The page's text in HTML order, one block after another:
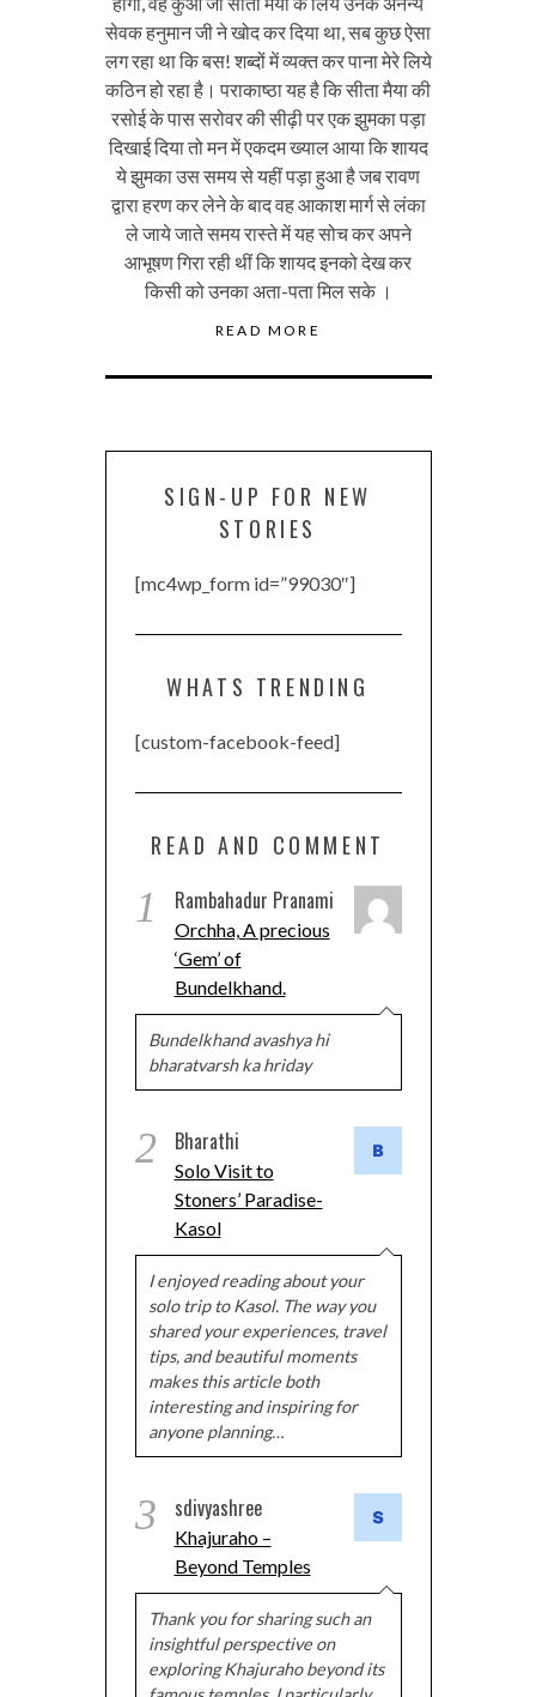
सेवक हनुमान जी ने खोद कर दिया था, सब कुछ ऐसा
लग रहा था कि बस! शब्दों में व्यक्त कर पाना मेरे लिये
कठिन हो रहा है। पराकाष्ठा यह है कि सीता मैया की
रसोई के पास सरोवर की सीढ़ी पर एक झुमका पड़ा
दिखाई दिया तो मन में एकदम ख्याल आया कि शायद
ये झुमका उस समय से यहीं पड़ा हुआ है जब रावण
द्वारा हरण कर लेने के बाद वह आकाश मार्ग से लंका
ले जाये जाते समय रास्ते में यह सोच कर अपने
आभूषण गिरा रही थीं कि शायद इनको देख कर
किसी को उनका अता-पता मिल सके ।
READ MORE
SIGN-UP FOR NEW
STORIES
[mc4wp_form id=”99030″]
WHATS TRENDING
[custom-facebook-feed]
READ AND COMMENT
1 Rambahadur Pranami
Orchha, A precious
‘Gem’ of
Bundelkhand.
Bundelkhand avashya hi
bharatvarsh ka hriday
2 Bharathi
Solo Visit to
Stoners’ Paradise-
Kasol
I enjoyed reading about your
solo trip to Kasol. The way you
shared your experiences, travel
tips, and beautiful moments
makes this article both
interesting and inspiring for
anyone planning…
3 sdivyashree
Khajuraho –
Beyond Temples
Thank you for sharing such an
insightful perspective on
exploring Khajuraho beyond its